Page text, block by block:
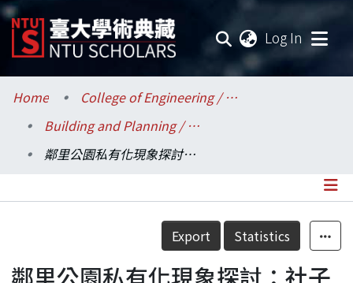
Log In
Communities & Collections
Research Outputs
Home
College of Engineering / 工學院
Building and Planning / 建築與城鄉研究所
鄰里公園私有化現象探討：社子公園與艋舺公園之比較
Details
Export Statistics
鄰里公園私有化現象探討：社子